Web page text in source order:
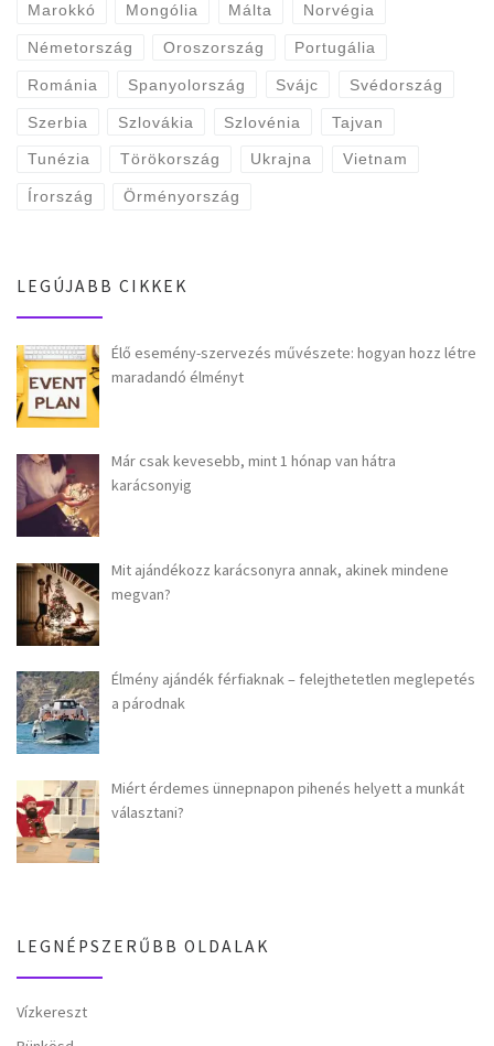
Marokkó Mongólia Málta Norvégia
Németország Oroszország Portugália
Románia Spanyolország Svájc Svédország
Szerbia Szlovákia Szlovénia Tajvan
Tunézia Törökország Ukrajna Vietnam
Írország Örményország
LEGÚJABB CIKKEK
Élő esemény-szervezés művészete: hogyan hozz létre
maradandó élményt
Már csak kevesebb, mint 1 hónap van hátra
karácsonyig
Mit ajándékozz karácsonyra annak, akinek mindene
megvan?
Élmény ajándék férfiaknak – felejthetetlen meglepetés
a párodnak
Miért érdemes ünnepnapon pihenés helyett a munkát
választani?
LEGNÉPSZERŰBB OLDALAK
Vízkereszt